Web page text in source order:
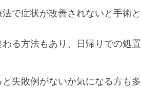
で症状が改善されないと手術と
る方法もあり、日帰りでの処置
失敗例がないか気になる方も多